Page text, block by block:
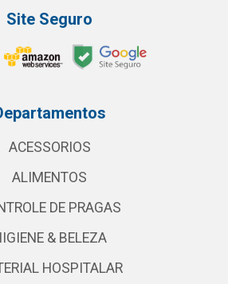
Site Seguro
ACESSORIOS
ALIMENTOS
DE PRAGAS
& BELEZA
HOSPITALAR